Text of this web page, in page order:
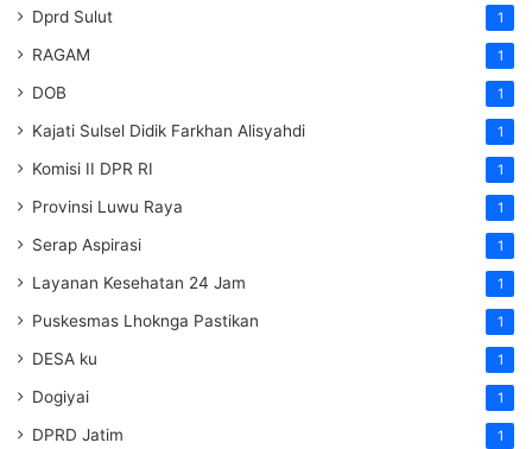
Dprd Sulut 1
RAGAM 1
DOB 1
Kajati Sulsel Didik Farkhan Alisyahdi 1
Komisi II DPR RI 1
Provinsi Luwu Raya 1
Serap Aspirasi 1
Layanan Kesehatan 24 Jam 1
Puskesmas Lhoknga Pastikan 1
DESA ku 1
Dogiyai 1
DPRD Jatim 1